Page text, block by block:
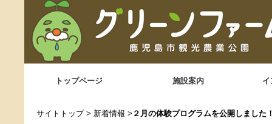
トップページ 施設案内
サイトトップ> 新着情報 > ２月の体験プログラムを公開しました